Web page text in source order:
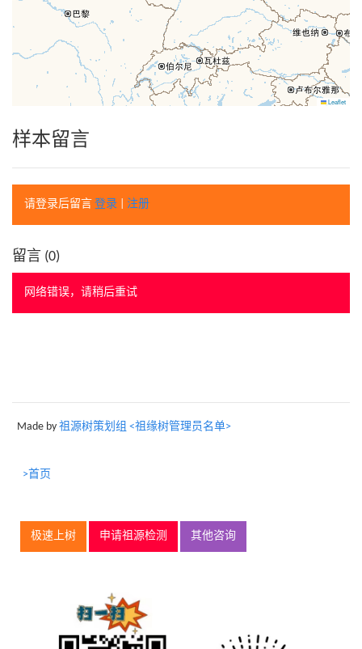
Leaflet
样本留言
请登录后留言 登录 注册
留言 (0)
网络错误，请稍后重试
Made by 祖源树策划组 <祖缘树管理员名单>
>首页
极速上树 申请祖源检测 其他咨询